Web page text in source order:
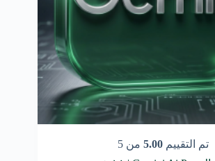
تم التقييم5.00 من 5